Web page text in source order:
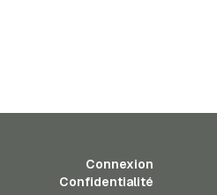
Connexion
Confidentialité